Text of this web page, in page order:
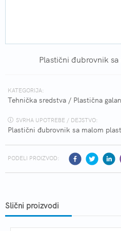
Plastični đubrovnik
KATEGORIJA:
Tehnička sredstva / Plastična
SVRHA UPOTREBE / DEJSTVO:
Plastični đubrovnik sa malom
PODELI PROIZVOD:
Slični proizvodi